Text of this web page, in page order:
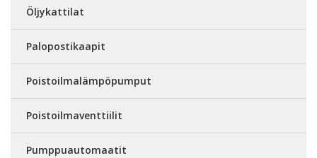
Öljykattilat
Palopostikaapit
Poistoilmalämpöpumput
Poistoilmaventtiilit
Pumppuautomaatit